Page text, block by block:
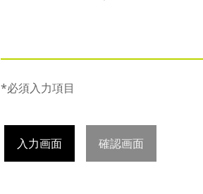
*必須入力項目
入力画面 確認画面